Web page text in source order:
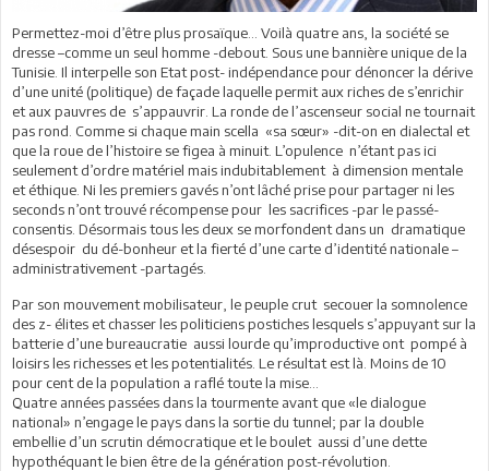
Permettez-moi d’être plus prosaïque… Voilà quatre ans, la société se
dresse –comme un seul homme -debout. Sous une bannière unique de la
Tunisie. Il interpelle son Etat post- indépendance pour dénoncer la dérive
d’une unité (politique) de façade laquelle permit aux riches de s’enrichir
et aux pauvres de s’appauvrir. La ronde de l’ascenseur social ne tournait
pas rond. Comme si chaque main scella «sa sœur» -dit-on en dialectal et
que la roue de l’histoire se figea à minuit. L’opulence n’étant pas ici
seulement d’ordre matériel mais indubitablement à dimension mentale
et éthique. Ni les premiers gavés n’ont lâché prise pour partager ni les
seconds n’ont trouvé récompense pour les sacrifices -par le passé-
consentis. Désormais tous les deux se morfondent dans un dramatique
désespoir du dé-bonheur et la fierté d’une carte d’identité nationale –
administrativement -partagés.
Par son mouvement mobilisateur, le peuple crut secouer la somnolence
des z- élites et chasser les politiciens postiches lesquels s’appuyant sur la
batterie d’une bureaucratie aussi lourde qu’improductive ont pompé à
loisirs les richesses et les potentialités. Le résultat est là. Moins de 10
pour cent de la population a raflé toute la mise…
Quatre années passées dans la tourmente avant que «le dialogue
national» n’engage le pays dans la sortie du tunnel; par la double
embellie d’un scrutin démocratique et le boulet aussi d’une dette
hypothéquant le bien être de la génération post-révolution.